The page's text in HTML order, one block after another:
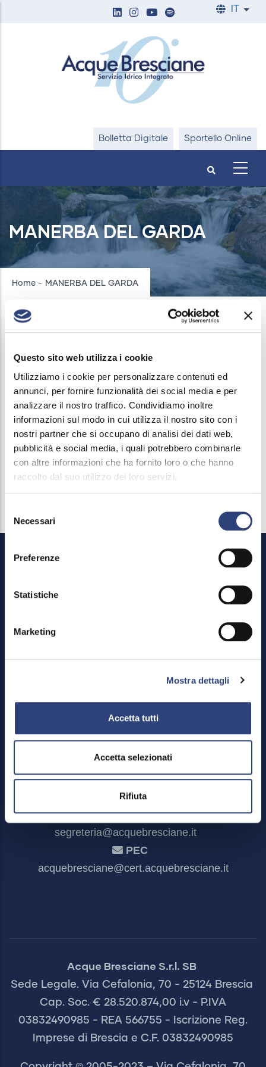
Questo sito web utilizza i cookie
Utilizziamo i cookie per personalizzare contenuti ed
annunci, per fornire funzionalità dei social media e per
analizzare il nostro traffico. Condividiamo inoltre
informazioni sul modo in cui utilizza il nostro sito con i
nostri partner che si occupano di analisi dei dati web,
pubblicità e social media, i quali potrebbero combinarle
con altre informazioni che ha fornito loro o che hanno
raccolto dal suo utilizzo dei loro servizi.
delNecessari
Preferenze
Statistiche
Marketing
Mostra dettagli
Accetta tutti
Accetta selezionati
Rifiuta
List
Bolletta Digitale Sportello Online
MANERBA DEL GARDA
Breadcrumb
Home - MANERBA DEL GARDA
MANERBA DEL GARDA
INTERRUZIONI ACQUEDOTTO / 10 LUGLIO, 2023
Acque Bresciane comunica che in data 10/07/2023
dalle ore 13.30 alle ore 16.30 verrà sospeso il
servizio di erogazione acqua nella via Rio d'Avigo.
Gli avvisi di sospensione erogazione acqua
verranno regolarmente esposti.
Menu
Privacy policy e cookies
Meccanismo di feedback
Dichiarazione di accessibilità
Segreteria
segreteria@acquebresciane.it
PEC
acquebresciane@cert.acquebresciane.it
Acque Bresciane S.r.l. SB
Sede Legale. Via Cefalonia, 70 - 25124 Brescia
Cap. Soc. € 28.520.874,00 i.v - P.IVA
03832490985 - REA 566755 - Iscrizione Reg.
Imprese di Brescia e C.F. 03832490985